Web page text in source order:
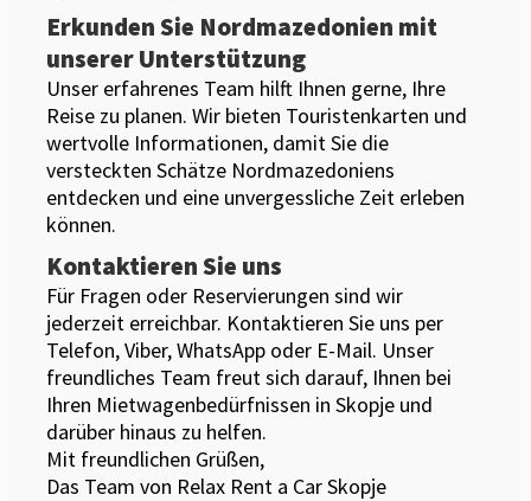
Erkunden Sie Nordmazedonien mit
unserer Unterstützung
Unser erfahrenes Team hilft Ihnen gerne, Ihre
Reise zu planen. Wir bieten Touristenkarten und
wertvolle Informationen, damit Sie die
versteckten Schätze Nordmazedoniens
entdecken und eine unvergessliche Zeit erleben
können.
Kontaktieren Sie uns
Für Fragen oder Reservierungen sind wir
jederzeit erreichbar. Kontaktieren Sie uns per
Telefon, Viber, WhatsApp oder E-Mail. Unser
freundliches Team freut sich darauf, Ihnen bei
Ihren Mietwagenbedürfnissen in Skopje und
darüber hinaus zu helfen.
Mit freundlichen Grüßen,
Das Team von Relax Rent a Car Skopje